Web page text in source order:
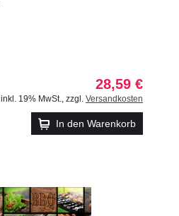
28,59 €
inkl. 19% MwSt. zzgl. Versandkosten
In den Warenkorb